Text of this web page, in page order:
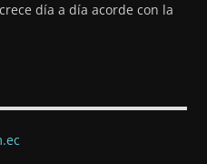
día a día acorde con la